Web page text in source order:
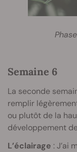
Semaine 6
La seconde
remplir
ou plutôt de la
développement
L’éclairage : J’ai